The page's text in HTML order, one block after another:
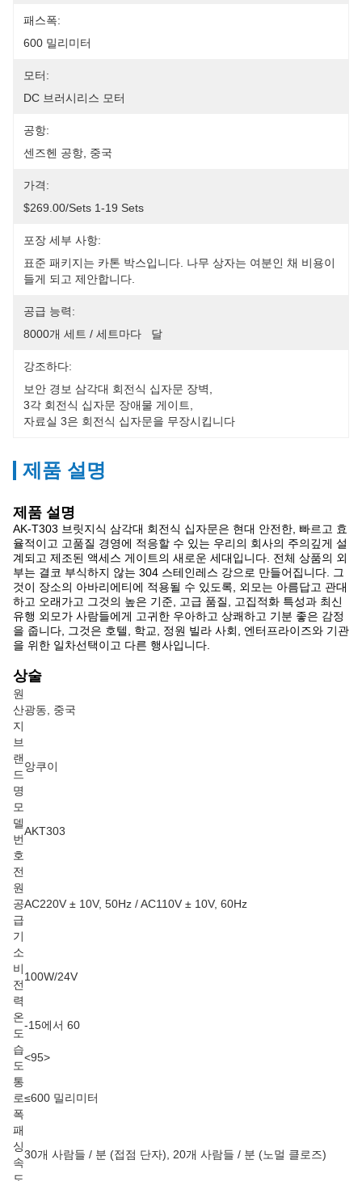
패스폭:
600 밀리미터
모터:
DC 브러시리스 모터
공항:
센즈헨 공항, 중국
가격:
$269.00/sets 1-19 Sets
포장 세부 사항:
표준 패키지는 카톤 박스입니다. 나무 상자는 여분인 채 비용이
들게 되고 제안합니다.
공급 능력:
8000개 세트 / 세트마다   달
강조하다:
보안 경보 삼각대 회전식 십자문 장벽
3각 회전식 십자문 장애물 게이트
자료실 3은 회전식 십자문을 무장시킵니다
제품 설명
제품 설명
AK-T303 브릿지식 삼각대 회전식 십자문은 현대 안전한, 빠르고 효
율적이고 고품질 경영에 적응할 수 있는 우리의 회사의 주의깊게 설
계되고 제조된 액세스 게이트의 새로운 세대입니다. 전체 상품의 외
부는 결코 부식하지 않는 304 스테인레스 강으로 만들어집니다. 그
것이 장소의 아바리에티에 적용될 수 있도록, 외모는 아름답고 관대
하고 오래가고 그것의 높은 기준, 고급 품질, 고집적화 특성과 최신
유행 외모가 사람들에게 고귀한 우아하고 상쾌하고 기분 좋은 감정
을 줍니다, 그것은 호텔, 학교, 정원 빌라 사회, 엔터프라이즈와 기관
을 위한 일차선택이고 다른 행사입니다.
상술
원
산
지
광동, 중국
브
랜
드
명
앙쿠이
모
델
번
호
AKT303
전
원
공
급
기
AC220V ± 10V, 50Hz / AC110V ± 10V, 60Hz
소
비
전
력
100W/24V
온
도
-15에서 60
습
도
<95>
통
로
폭
≤600 밀리미터
패
싱
속
30개 사람들 / 분 (접점 단자), 20개 사람들 / 분 (노멀 클로즈)